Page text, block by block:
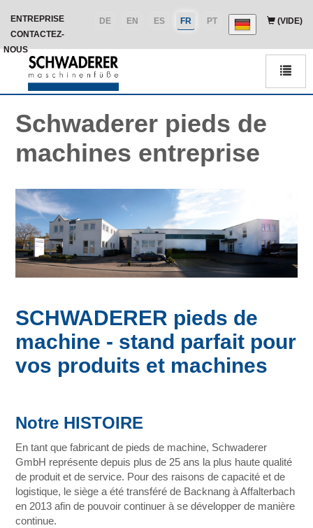
(VIDE)
ENTREPRISE PT
FR
ES
EN
DE
CONTACTEZ-
NOUS
Schwaderer pieds de
machines entreprise
SCHWADERER pieds de
machine - stand parfait pour
vos produits et machines
Notre HISTOIRE
En tant que fabricant de pieds de machine, Schwaderer
GmbH représente depuis plus de 25 ans la plus haute qualité
de produit et de service. Pour des raisons de capacité et de
logistique, le siège a été transféré de Backnang à Affalterbach
en 2013 afin de pouvoir continuer à se développer de manière
continue.